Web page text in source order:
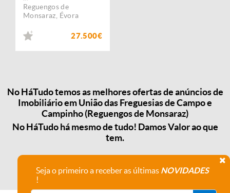
Reguengos de
Monsaraz Évora
27.500€
No HáTudo temos as melhores ofertas de anúncios de
Imobiliário em União das Freguesias de Campo e
Campinho (Reguengos de Monsaraz)
No HáTudo há mesmo de tudo! Damos Valor ao que
tem.
Seja o primeiro a receber as últimas NOVIDADES
!